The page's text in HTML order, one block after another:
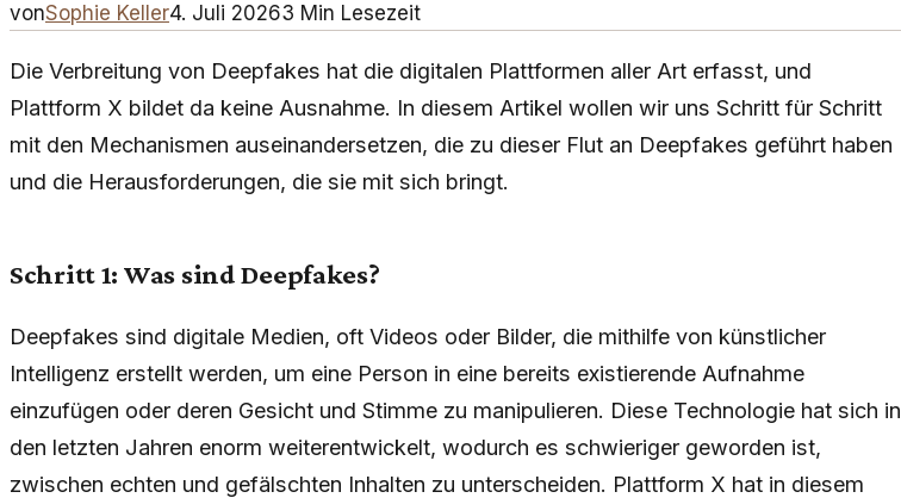
vonSophie Keller4. Juli 20263 Min Lesezeit
Die Verbreitung von Deepfakes hat die digitalen Plattformen aller Art erfasst, und
Plattform X bildet da keine Ausnahme. In diesem Artikel wollen wir uns Schritt für Schritt
mit den Mechanismen auseinandersetzen, die zu dieser Flut an Deepfakes geführt haben
und die Herausforderungen, die sie mit sich bringt.
Schritt 1: Was sind Deepfakes?
Deepfakes sind digitale Medien, oft Videos oder Bilder, die mithilfe von künstlicher
Intelligenz erstellt werden, um eine Person in eine bereits existierende Aufnahme
einzufügen oder deren Gesicht und Stimme zu manipulieren. Diese Technologie hat sich in
den letzten Jahren enorm weiterentwickelt, wodurch es schwieriger geworden ist,
zwischen echten und gefälschten Inhalten zu unterscheiden. Plattform X hat in diesem